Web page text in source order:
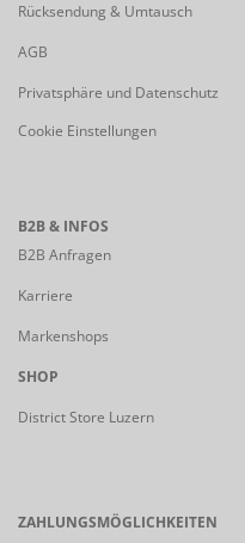
Rücksendung & Umtausch
AGB
Privatsphäre und Datenschutz
Cookie Einstellungen
B2B & INFOS
B2B Anfragen
Karriere
Markenshops
SHOP
District Store Luzern
ZAHLUNGSMÖGLICHKEITEN